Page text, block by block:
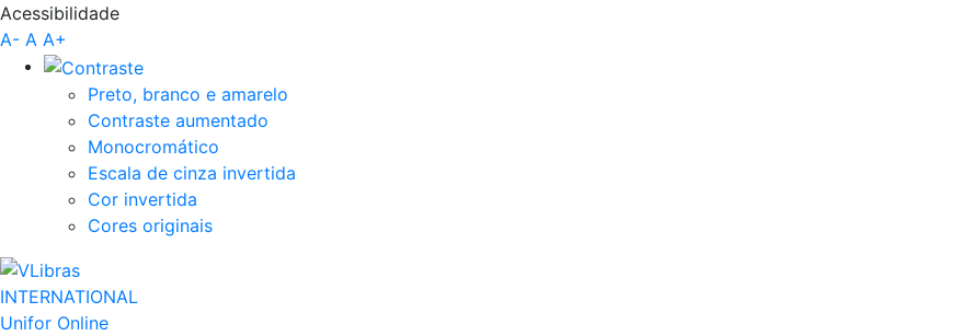
Pular para o Conteúdo principal
Acessibilidade
A- A A+
Preto, branco e amarelo
Contraste aumentado
Monocromático
Escala de cinza invertida
Cor invertida
Cores originais
INTERNATIONAL
Unifor Online